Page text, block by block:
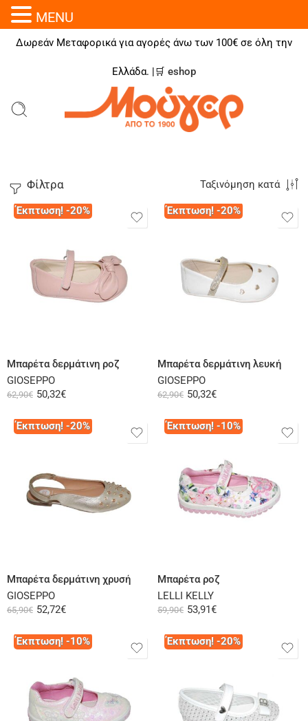
Δωρεάν Μεταφορικά για αγορές άνω των 100€ σε όλη την
Ελλάδα. |🛒 eshop
Φίλτρα Ταξινόμηση κατά
Έκπτωση! -20%
Μπαρέτα δερμάτινη ροζ
GIOSEPPO
62,90€ 50,32€
Έκπτωση! -20%
Μπαρέτα δερμάτινη λευκή
GIOSEPPO
62,90€ 50,32€
Έκπτωση! -20%
Μπαρέτα δερμάτινη χρυσή
GIOSEPPO
65,90€ 52,72€
Έκπτωση! -10%
Μπαρέτα ροζ
LELLI KELLY
59,90€ 53,91€
Έκπτωση! -10% Έκπτωση! -20%
MENU